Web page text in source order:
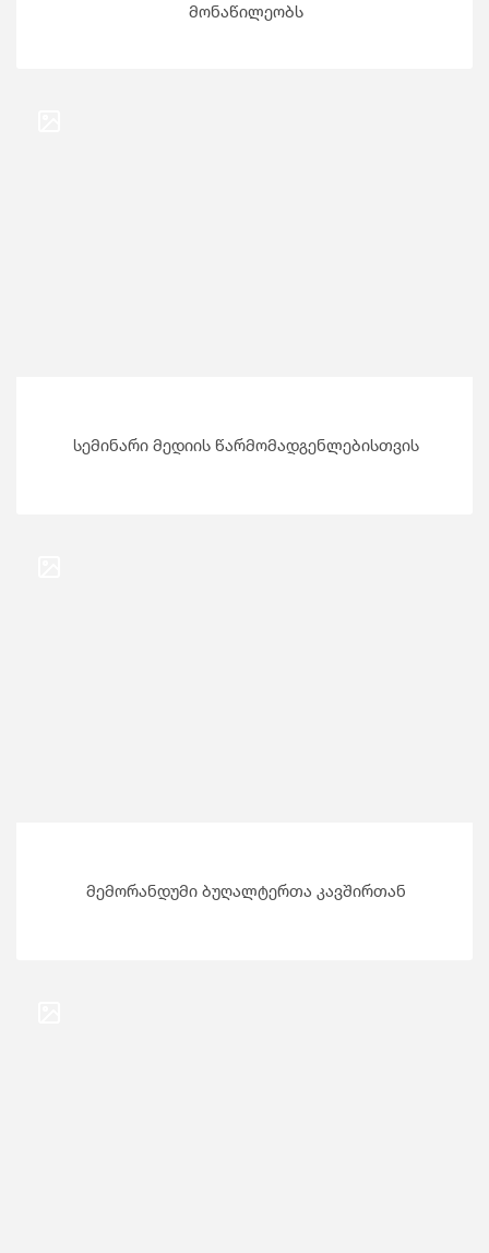
მონაწილეობს
სემინარი მედიის წარმომადგენლებისთვის
მემორანდუმი ბუღალტერთა კავშირთან